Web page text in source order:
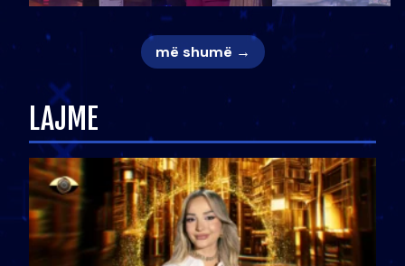
më shumë →
LAJME